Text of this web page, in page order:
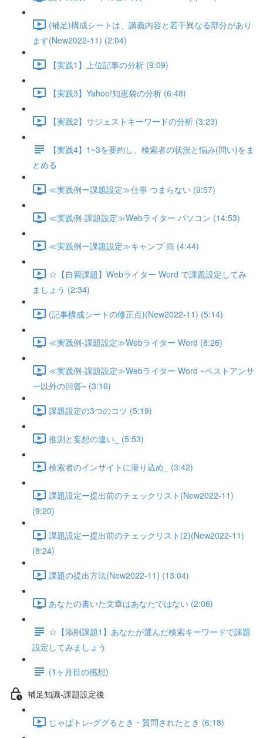
(補足)構成シートは、講義内容と若干異なる部分があり
ます(New2022-11) (2:04)
【実践1】上位記事の分析 (9:09)
【実践3】Yahoo!知恵袋の分析 (6:48)
【実践2】サジェストキーワードの分析 (3:23)
【実践4】1~3を要約し、検索者の状況と悩み(問い)をま
とめる
≪実践例ー課題設定≫仕事 つまらない (9:57)
≪実践例-課題設定≫Webライター パソコン (14:53)
≪実践例ー課題設定≫キャンプ 雨 (4:44)
☆【自習課題】Webライター Word で課題設定してみ
ましょう (2:34)
(記事構成シートの修正点)(New2022-11) (5:14)
≪実践例-課題設定≫Webライター Word (8:26)
≪実践例-課題設定≫Webライター Word ~ベストアンサ
ー以外の回答~ (3:16)
課題設定の3つのコツ (5:19)
推測と妄想の違い_ (5:53)
検索者のインサイトに潜り込め_ (3:42)
課題設定ー提出前のチェックリスト(New2022-11)
(9:20)
課題設定ー提出前のチェックリスト(2)(New2022-11)
(8:24)
課題の提出方法(New2022-11) (13:04)
あなたの書いた文章はあなたではない (2:06)
☆【添削課題1】あなたが選んだ検索キーワードで課題
設定してみましょう
(1ヶ月目の感想)
補足知識-課題設定後
じゃぱトレ-ググるとき・質問されたとき (6:18)